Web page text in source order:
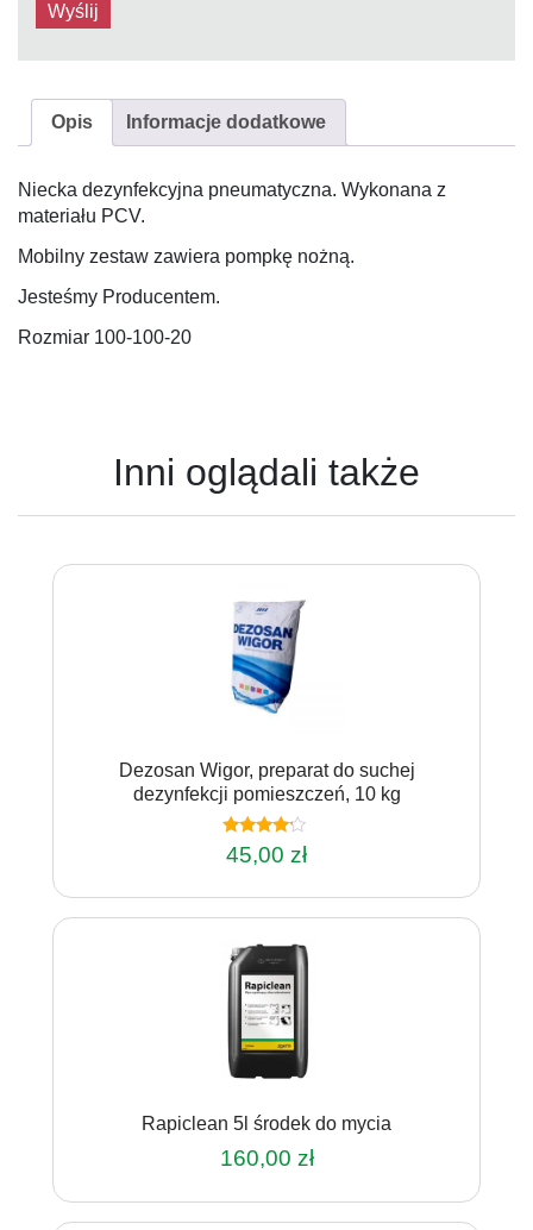
Opis Informacje dodatkowe
Niecka dezynfekcyjna pneumatyczna. Wykonana z
materiału PCV.
Mobilny zestaw zawiera pompkę nożną.
Jesteśmy Producentem.
Rozmiar 100-100-20
Inni oglądali także
Dezosan Wigor, preparat do suchej
dezynfekcji pomieszczeń, 10 kg
Oceniono
4.00
45,00 zł
Rapiclean 5l środek do mycia
160,00 zł